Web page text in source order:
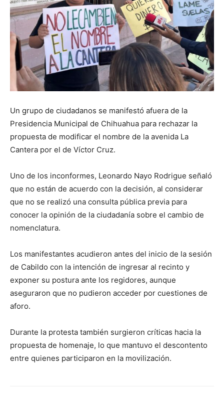
Un grupo de ciudadanos se manifestó afuera de la
Presidencia Municipal de Chihuahua para rechazar la
propuesta de modificar el nombre de la avenida La
Cantera por el de Víctor Cruz.
Uno de los inconformes, Leonardo Nayo Rodrigue señaló
que no están de acuerdo con la decisión, al considerar
que no se realizó una consulta pública previa para
conocer la opinión de la ciudadanía sobre el cambio de
nomenclatura.
Los manifestantes acudieron antes del inicio de la sesión
de Cabildo con la intención de ingresar al recinto y
exponer su postura ante los regidores, aunque
aseguraron que no pudieron acceder por cuestiones de
aforo.
Durante la protesta también surgieron críticas hacia la
propuesta de homenaje, lo que mantuvo el descontento
entre quienes participaron en la movilización.